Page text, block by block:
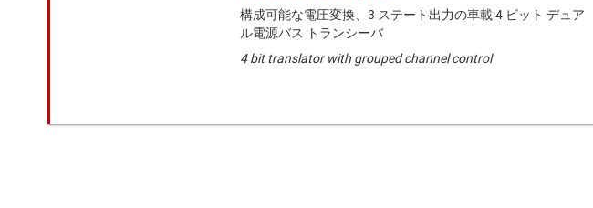
構成可能な電圧変換、3 ステート出力の車載 4 ビット デュア
ル電源バス トランシーバ
4 bit translator with grouped channel control